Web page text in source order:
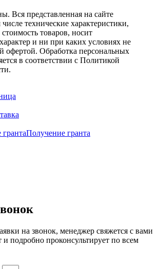
Вся представленная на сайте
технические характеристики,
товаров, носит
и ни при каких условиях не
офертой. Обработка персональных
в соответствии с Политикой
Получение гранта
на звонок, менеджер свяжется с вами
и подробно проконсультирует по всем